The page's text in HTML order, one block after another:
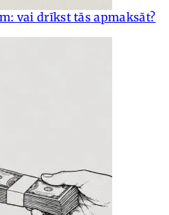
vai drīkst tās apmaksāt?